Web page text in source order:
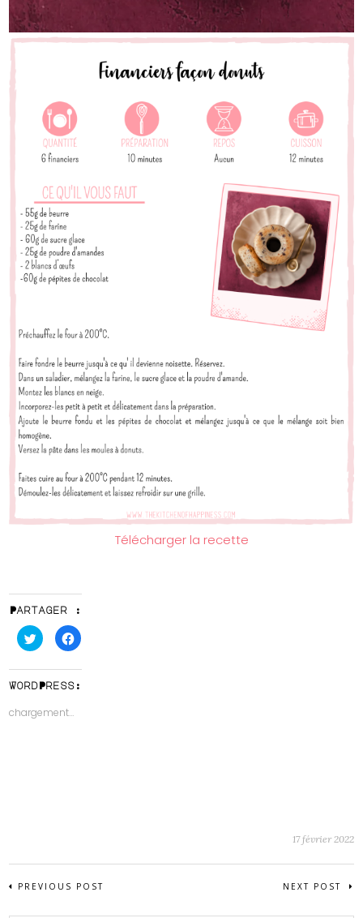
Télécharger la recette
Partager :
Cliquez
pour
partager
Twitter(ouvre
dans
une
fenêtre)
Cliquez
pour
Facebook(ouvre
dans
une
WordPress:
chargement…
17 février 2022
PREVIOUS POST NEXT POST